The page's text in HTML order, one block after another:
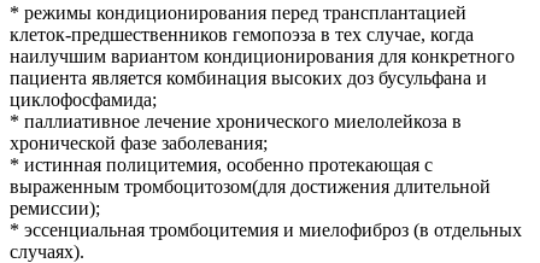
* режимы кондиционирования перед трансплантацией
клеток-предшественников гемопоэза в тех случае, когда
наилучшим вариантом кондиционирования для конкретного
пациента является комбинация высоких доз бусульфана и
циклофосфамида;
* паллиативное лечение хронического миелолейкоза в
хронической фазе заболевания;
* истинная полицитемия, особенно протекающая с
выраженным тромбоцитозом(для достижения длительной
ремиссии);
* эссенциальная тромбоцитемия и миелофиброз (в отдельных
случаях).